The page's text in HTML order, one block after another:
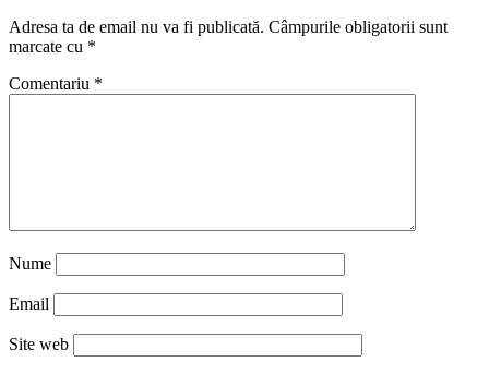
Adresa ta de email nu va fi publicată. Câmpurile obligatorii sunt
marcate cu *
Comentariu *
Nume
Email
Site web